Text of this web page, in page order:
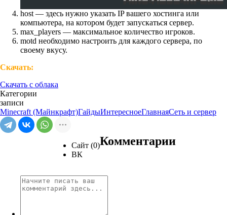
host — здесь нужно указать IP вашего хостинга или
компьютера, на котором будет запускаться сервер.
max_players — максимальное количество игроков.
motd необходимо настроить для каждого сервера, по
своему вкусу.
Скачать:
Скачать с облака
Категории
записи
Minecraft (Майнкрафт)ГайдыИнтересноеГлавнаяСеть и сервер
Сайт (0)
ВК
Комментарии